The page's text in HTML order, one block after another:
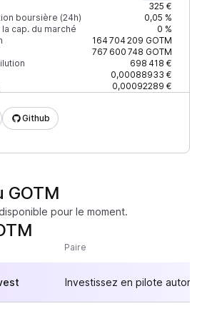
325 €
boursière (24h)
0,05 %
cap. du marché
0 %
164 704 209 GOTM
767 600 748 GOTM
698 418 €
0,00088933 €
0,00092289 €
Github
GOTM
pour le moment.
Paire
Investissez en pilote